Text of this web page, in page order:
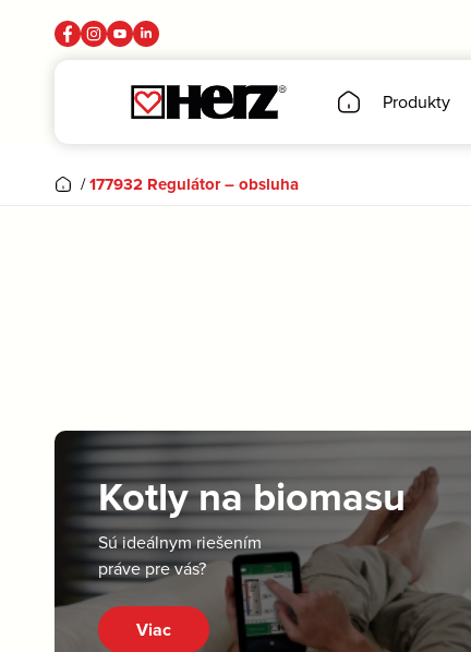
Produkty
/177932 Regulátor – obsluha
Kotly na biomasu
Sú ideálnym riešením
práve pre vás?
Viac